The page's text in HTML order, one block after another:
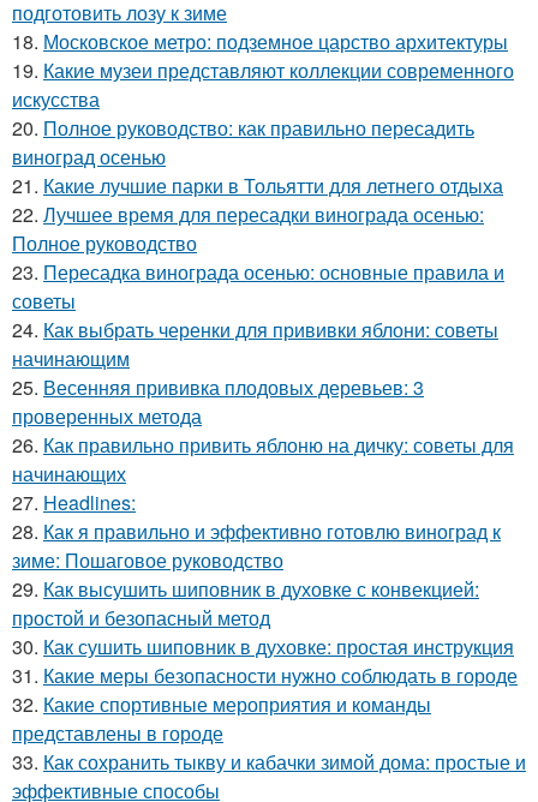
подготовить лозу к зиме
18. Московское метро: подземное царство архитектуры
19. Какие музеи представляют коллекции современного
искусства
20. Полное руководство: как правильно пересадить
виноград осенью
21. Какие лучшие парки в Тольятти для летнего отдыха
22. Лучшее время для пересадки винограда осенью:
Полное руководство
23. Пересадка винограда осенью: основные правила и
советы
24. Как выбрать черенки для прививки яблони: советы
начинающим
25. Весенняя прививка плодовых деревьев: 3
проверенных метода
26. Как правильно привить яблоню на дичку: советы для
начинающих
27. Headlines:
28. Как я правильно и эффективно готовлю виноград к
зиме: Пошаговое руководство
29. Как высушить шиповник в духовке с конвекцией:
простой и безопасный метод
30. Как сушить шиповник в духовке: простая инструкция
31. Какие меры безопасности нужно соблюдать в городе
32. Какие спортивные мероприятия и команды
представлены в городе
33. Как сохранить тыкву и кабачки зимой дома: простые и
эффективные способы